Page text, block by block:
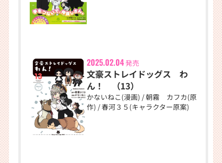
2025.02.04発売
文豪ストレイドッグス わ
ん！ （13）
かないねこ(漫画) / 朝霧 カフカ(原
作) / 春河３５(キャラクター原案)